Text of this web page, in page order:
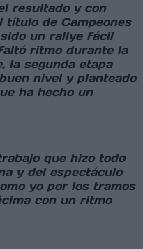
resultado y con
de Campeones
un rallye fácil
ritmo durante la
la segunda etapa
nivel y planteado
ha hecho un
que hizo todo
y del espectáculo
yo por los tramos
con un ritmo